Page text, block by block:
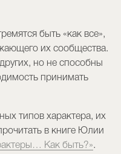
быть «как все»,
их сообщества.
но не способны
принимать
типов характера, их
в книге Юлии
Как быть?».